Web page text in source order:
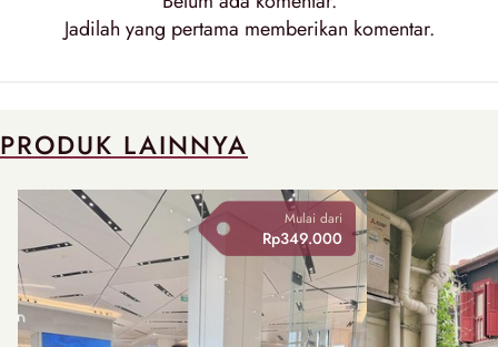
Jadilah yang pertama memberikan komentar.
PRODUK LAINNYA
Mulai dari
Rp349.000